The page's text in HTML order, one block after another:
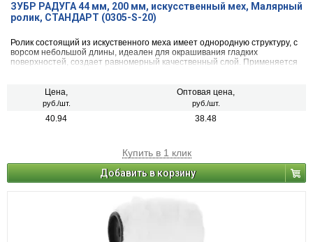
ЗУБР РАДУГА 44 мм, 200 мм, искусственный мех, Малярный
ролик, СТАНДАРТ (0305-S-20)
Ролик состоящий из искуственного меха имеет однородную структуру, с
ворсом небольшой длины, идеален для окрашивания гладких
поверхностей, создает равномерный качественный слой. Применяется
Цена,
руб./шт.
Оптовая цена,
руб./шт.
40.94 38.48
Купить в 1 клик
Добавить в корзину